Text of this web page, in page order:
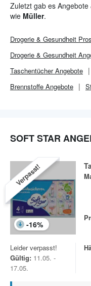
Zuletzt gab es Angebote
wie Müller.
Drogerie & Gesundheit
Drogerie & Gesundheit
Taschentücher Angebote
Brennstoffe Angebote
SOFT STAR
Verpasst!
-16%
Leider verpasst!
Gültig: 11.05. -
17.05.